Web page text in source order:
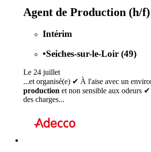
Agent de Production (h/f)
Intérim
•Seiches-sur-le-Loir (49)
Le 24 juillet
...et organisé(e) ✔ À l'aise avec un
production et non sensible aux odeurs
des charges...